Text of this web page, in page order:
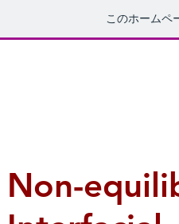
このホームペ
Non-